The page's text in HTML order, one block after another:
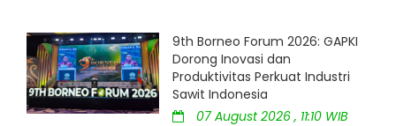
9th Borneo Forum 2026: GAPKI
Dorong Inovasi dan
Produktivitas Perkuat Industri
Sawit Indonesia
07 August 2026 , 11:10 WIB